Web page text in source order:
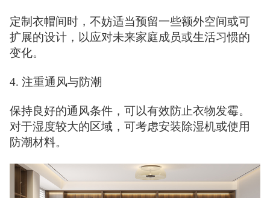
定制衣帽间时，不妨适当预留一些额外空间或可
扩展的设计，以应对未来家庭成员或生活习惯的
变化。
4. 注重通风与防潮
保持良好的通风条件，可以有效防止衣物发霉。
对于湿度较大的区域，可考虑安装除湿机或使用
防潮材料。